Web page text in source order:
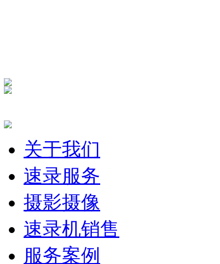
关于我们
速录服务
摄影摄像
速录机销售
服务案例